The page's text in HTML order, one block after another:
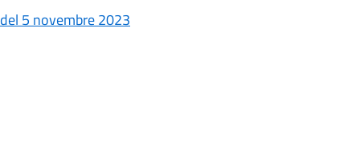
5 novembre 2023